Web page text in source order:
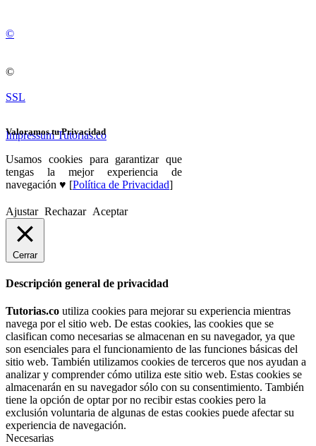
©
©
SSL
Impressum Tutorias.co
Valoramos tu Privacidad
Usamos cookies para garantizar que
tengas la mejor experiencia de
navegación ♥ [Política de Privacidad]
Ajustar Rechazar Aceptar
Cerrar
Descripción general de privacidad
Tutorias.co utiliza cookies para mejorar su experiencia mientras
navega por el sitio web. De estas cookies, las cookies que se
clasifican como necesarias se almacenan en su navegador, ya que
son esenciales para el funcionamiento de las funciones básicas del
sitio web. También utilizamos cookies de terceros que nos ayudan a
analizar y comprender cómo utiliza este sitio web. Estas cookies se
almacenarán en su navegador sólo con su consentimiento. También
tiene la opción de optar por no recibir estas cookies pero la
exclusión voluntaria de algunas de estas cookies puede afectar su
experiencia de navegación.
Necesarias